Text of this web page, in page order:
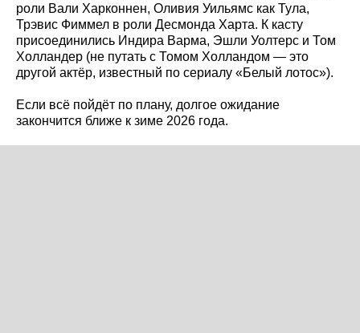
роли Вали Харконнен, Оливия Уильямс как Тула,
Трэвис Фиммел в роли Десмонда Харта. К касту
присоединились Индира Варма, Эшли Уолтерс и Том
Холландер (не путать с Томом Холландом — это
другой актёр, известный по сериалу «Белый лотос»).
Если всё пойдёт по плану, долгое ожидание
закончится ближе к зиме 2026 года.